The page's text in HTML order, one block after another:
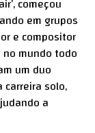
começou
em grupos
e compositor
no mundo todo
um duo
carreira solo,
a